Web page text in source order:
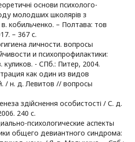
основи психолого-
молодших школярів з
кобильченко. – Полтава: тов
– 367 с.
личности. вопросы
и психопрофилактики:
куликов. - СПб.: Питер, 2004.
как один из видов
/ н. д. Левитов // вопросы
здійснення особистості / С. д.
240 с.
психологические аспекты
общего девиантного синдрома: